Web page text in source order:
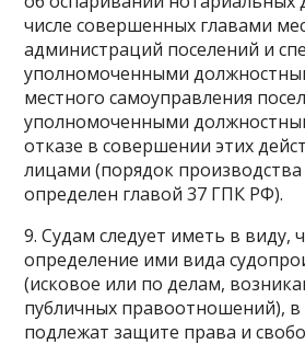
числе совершенных главами
администраций поселений и
уполномоченными
местного самоуправления
уполномоченными
отказе в совершении этих
лицами (порядок
определен главой 37 ГПК РФ).
9. Судам следует иметь в виду,
определение ими вида
(исковое или по делам,
публичных правоотношений),
подлежат защите права и